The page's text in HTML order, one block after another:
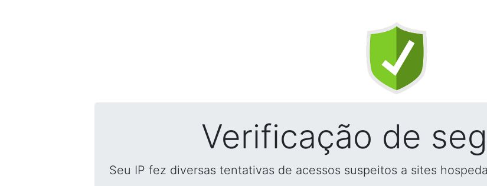
Verificação de
Seu IP fez diversas tentativas de acessos suspeitos a sites